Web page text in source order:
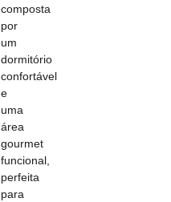
composta
por
um
dormitório
confortável
e
uma
área
gourmet
funcional,
perfeita
para